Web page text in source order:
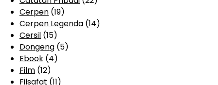
Cerpen (19)
Cerpen Legenda (14)
Cersil (15)
Dongeng (5)
Ebook (4)
Film (12)
Filsafat (11)